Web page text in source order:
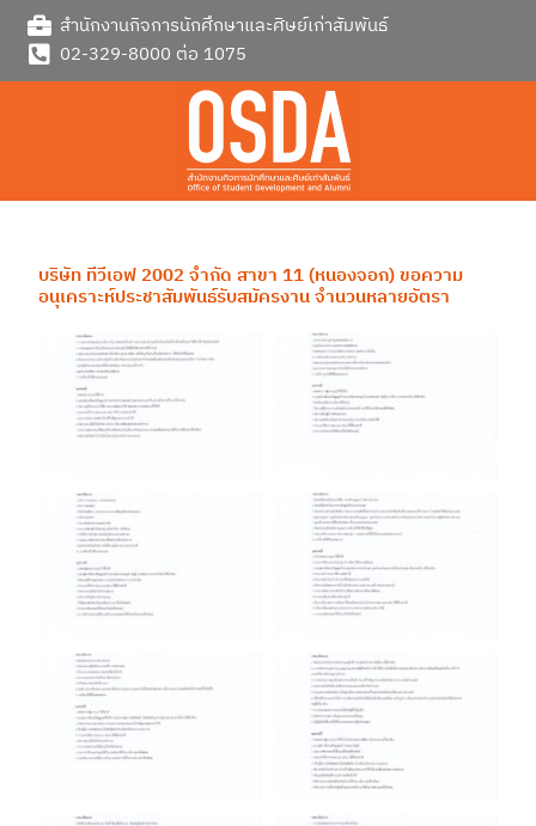
content
สำนักงานกิจการนักศึกษาและศิษย์เก่าสัมพันธ์
02-329-8000 ต่อ 1075
บริษัท ทีวีเอฟ 2002 จำกัด สาขา 11 (หนองจอก) ขอความ
อนุเคราะห์ประชาสัมพันธ์รับสมัครงาน จำนวนหลายอัตรา